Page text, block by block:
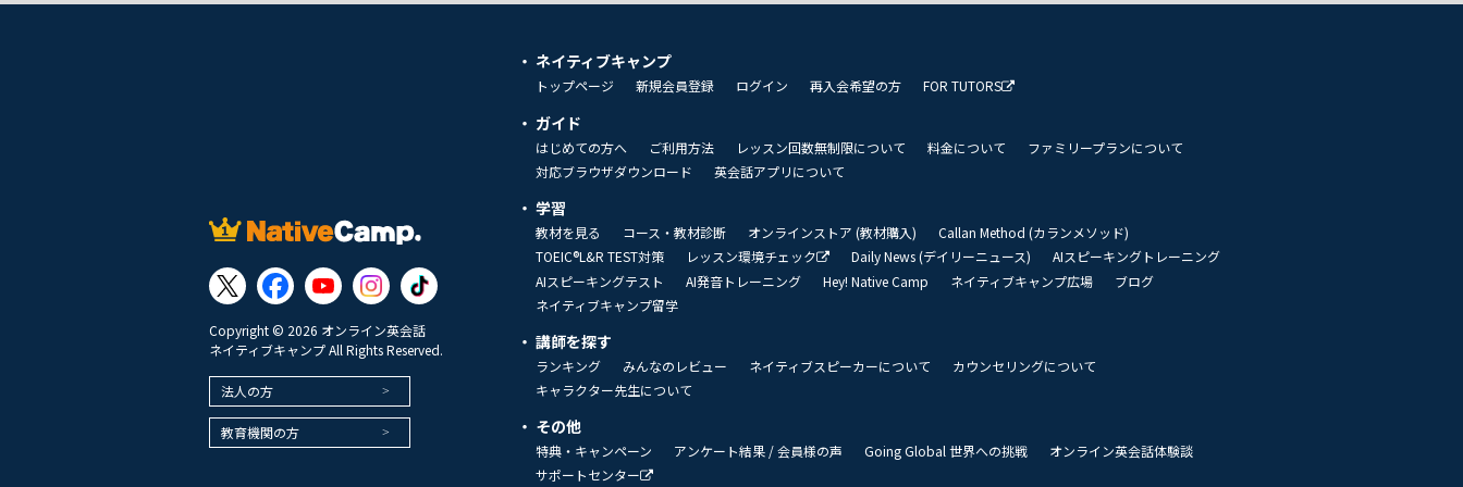
Copyright © 2026 オンライン英会話
ネイティブキャンプ All Rights Reserved.
法人の方
教育機関の方
ネイティブキャンプ
トップページ 新規会員登録 ログイン 再入会希望の方 FOR TUTORS
ガイド
はじめての方へ ご利用方法 レッスン回数無制限について 料金について
ファミリープランについて
対応ブラウザダウンロード
英会話アプリについて
学習
教材を見る コース・教材診断 オンラインストア (教材購入)
Callan Method (カランメソッド)
TOEIC®L&R TEST対策
レッスン環境チェック Daily News (デイリーニュース)
AIスピーキングトレーニング
AIスピーキングテスト
AI発音トレーニング Hey! Native Camp ネイティブキャンプ広場
ブログ
ネイティブキャンプ留学
講師を探す
ランキング みんなのレビュー ネイティブスピーカーについて
カウンセリングについて
キャラクター先生について
その他
特典・キャンペーン アンケート結果 / 会員様の声 Going Global 世界への挑戦
オンライン英会話体験談
サポートセンター